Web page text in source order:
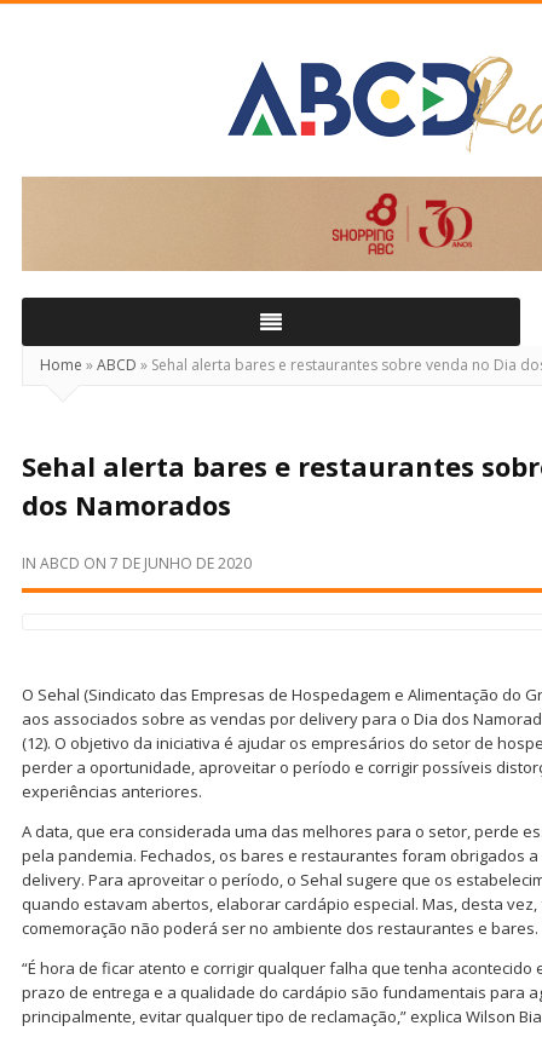
Home »ABCD » Sehal alerta bares e restaurantes sobre venda no Dia
Sehal alerta bares e restaurantes
dos Namorados
IN ABCD ON 7 DE JUNHO DE 2020
O Sehal (Sindicato das Empresas de Hospedagem e Alimentação do
aos associados sobre as vendas por delivery para o Dia dos
(12). O objetivo da iniciativa é ajudar os empresários do setor de
perder a oportunidade, aproveitar o período e corrigir possíveis
experiências anteriores.
A data, que era considerada uma das melhores para o setor, perde
pela pandemia. Fechados, os bares e restaurantes foram obrigados
delivery. Para aproveitar o período, o Sehal sugere que os
quando estavam abertos, elaborar cardápio especial. Mas, desta
comemoração não poderá ser no ambiente dos restaurantes e bares.
“É hora de ficar atento e corrigir qualquer falha que tenha acontecido
prazo de entrega e a qualidade do cardápio são fundamentais para
principalmente, evitar qualquer tipo de reclamação,” explica Wilson